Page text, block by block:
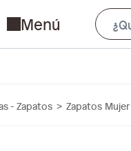
Menú
- Zapatos Zapatos Mujer